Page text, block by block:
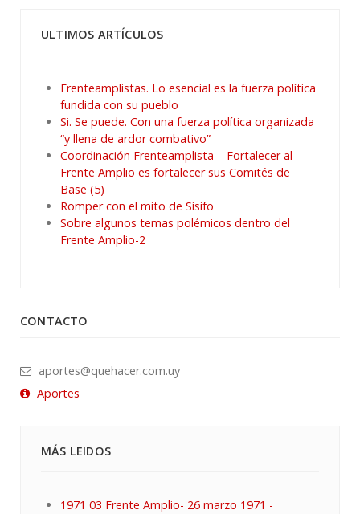
ULTIMOS ARTÍCULOS
Frenteamplistas. Lo esencial es la fuerza política
fundida con su pueblo
Si. Se puede. Con una fuerza política organizada
“y llena de ardor combativo”
Coordinación Frenteamplista – Fortalecer al
Frente Amplio es fortalecer sus Comités de
Base (5)
Romper con el mito de Sísifo
Sobre algunos temas polémicos dentro del
Frente Amplio-2
CONTACTO
aportes@quehacer.com.uy
Aportes
MÁS LEIDOS
1971 03 Frente Amplio- 26 marzo 1971 -